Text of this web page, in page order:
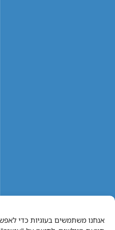
אנחנו משתמשים בעוגיות כדי